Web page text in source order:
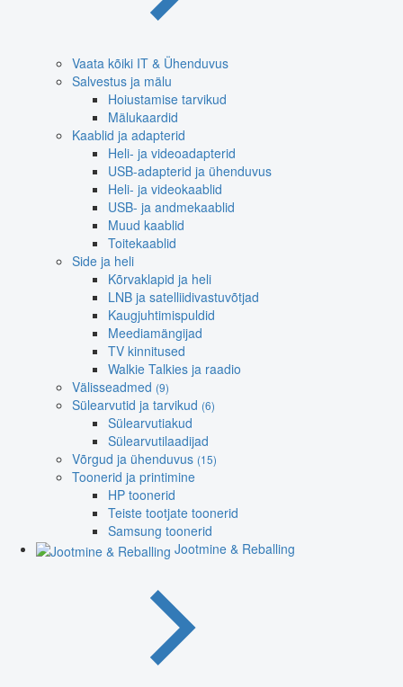
Vaata kõiki IT & Ühenduvus
Salvestus ja mälu
Hoiustamise tarvikud
Mälukaardid
Kaablid ja adapterid
Heli- ja videoadapterid
USB-adapterid ja ühenduvus
Heli- ja videokaablid
USB- ja andmekaablid
Muud kaablid
Toitekaablid
Side ja heli
Kõrvaklapid ja heli
LNB ja satelliidivastuvõtjad
Kaugjuhtimispuldid
Meediamängijad
TV kinnitused
Walkie Talkies ja raadio
Välisseadmed (9)
Sülearvutid ja tarvikud (6)
Sülearvutiakud
Sülearvutilaadijad
Võrgud ja ühenduvus (15)
Toonerid ja printimine
HP toonerid
Teiste tootjate toonerid
Samsung toonerid
Jootmine & Reballing